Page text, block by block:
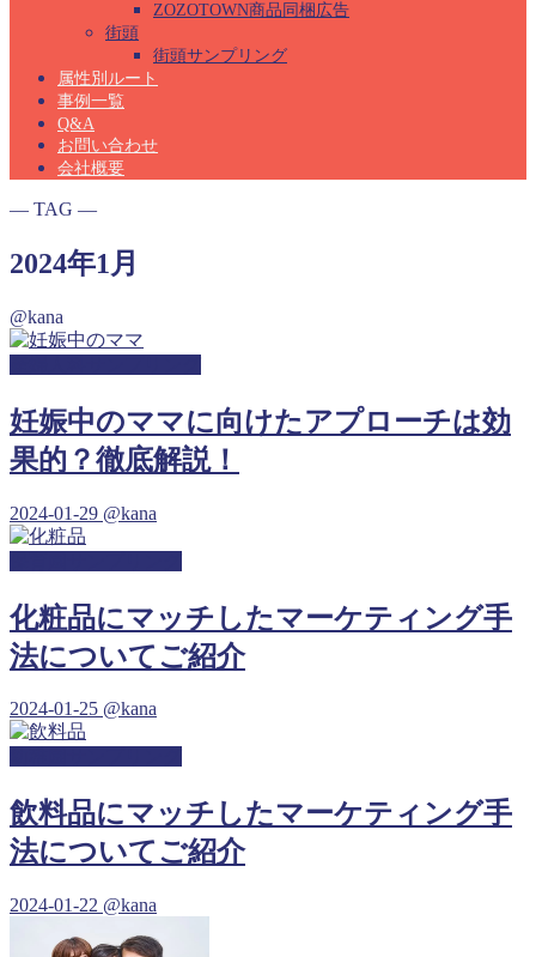
ZOZOTOWN商品同梱広告
街頭
街頭サンプリング
属性別ルート
事例一覧
Q&A
お問い合わせ
会社概要
― TAG ―
2024年1月
@kana
妊娠中のママに向けたアプローチは効
果的？徹底解説！
2024-01-29 @kana
化粧品にマッチしたマーケティング手
法についてご紹介
2024-01-25 @kana
飲料品にマッチしたマーケティング手
法についてご紹介
2024-01-22 @kana